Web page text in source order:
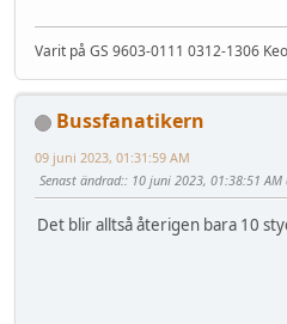
Varit på GS 9603-0111 0312-1306
Bussfanatikern
09 juni 2023, 01:31:59 AM
Senast ändrad:: 10 juni 2023, 01:38:51 AM
Det blir alltså återigen bara 10